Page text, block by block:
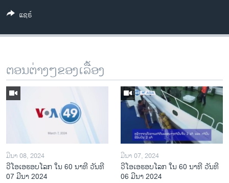
ລາຍງານ
ແຊຣ໌
ຕອນຕ່າງໆຂອງເລື້ອງ
ມີນາ 08, 2024
ວີໂອເອຮອບໂລກ ໃນ 60 ນາທີ ວັນທີ
07 ມີນາ 2024
ມີນາ 07, 2024
ວີໂອເອຮອບໂລກ ໃນ 60 ນາທີ ວັນທີ
06 ມີນາ 2024